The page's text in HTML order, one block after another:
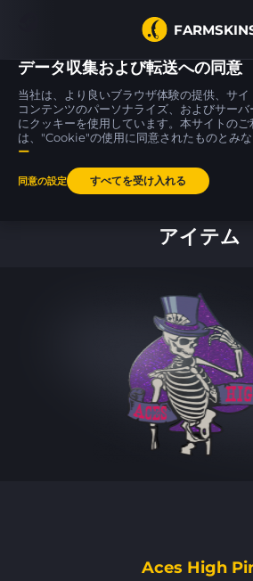
AUG
Tom Cat STFT
MP9
Featherweight
ホーム
アイテム
Aces High
データ収集および転送への同意
当社は、より良いブラウザ体験の提供、サイ
コンテンツのパーソナライズ、およびサー
にクッキーを使用しています。本サイトの
は、"Cookie"の使用に同意されたものとみ
ー
同意の設定 すべてを受け入れる